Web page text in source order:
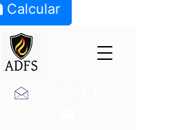
Calcular